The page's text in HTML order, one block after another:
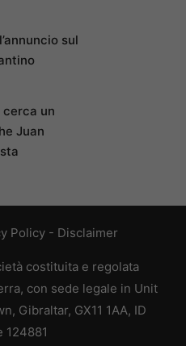
sul
cerca un
Juan
Policy- Disclaimer
costituita e regolata
con sede legale in Unit
Gibraltar, GX11 1AA, ID
124881